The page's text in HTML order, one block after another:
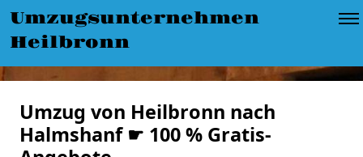
Umzugsunternehmen
Heilbronn
Umzug von Heilbronn nach
Halmshanf ☛ 100 % Gratis-